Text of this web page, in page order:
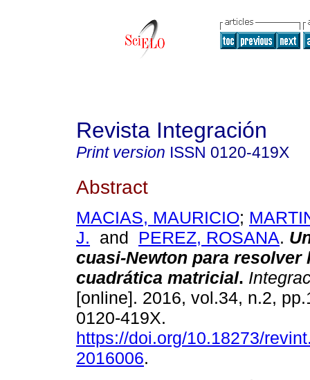
Revista Integración
Print version ISSN 0120-419X
Abstract
MACIAS, MAURICIO;
J. and PEREZ, ROSANA.
cuasi-Newton para resolver
cuadrática matricial.
[online]. 2016, vol.34, n.2,
0120-419X.
https://doi.org/10.18273/
2016006.